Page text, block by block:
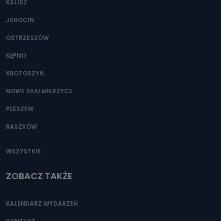
Można to zrobić pod numerem telefonu 62 735-51-05 lub
KALISZ
JAROCIN
OSTRZESZÓW
KĘPNO
KROTOSZYN
NOWE SKALMIERZYCE
PLESZEW
RASZKÓW
WSZYSTKIE
ZOBACZ TAKŻE
KALENDARZ WYDARZEŃ